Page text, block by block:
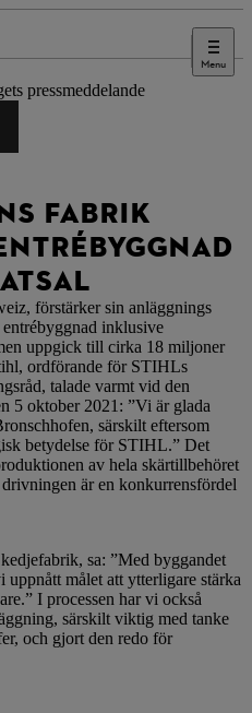
Menu
pressmeddelande
FABRIK
förstärker sin anläggnings
inklusive
uppgick till cirka 18 miljoner
ordförande för STIHLs
talade varmt vid den
5 oktober 2021: ”Vi är glada
särskilt eftersom
betydelse för STIHL.” Det
av hela skärtillbehöret
är en konkurrensfördel
sa: ”Med byggandet
målet att ytterligare stärka
I processen har vi också
särskilt viktig med tanke
och gjort den redo för